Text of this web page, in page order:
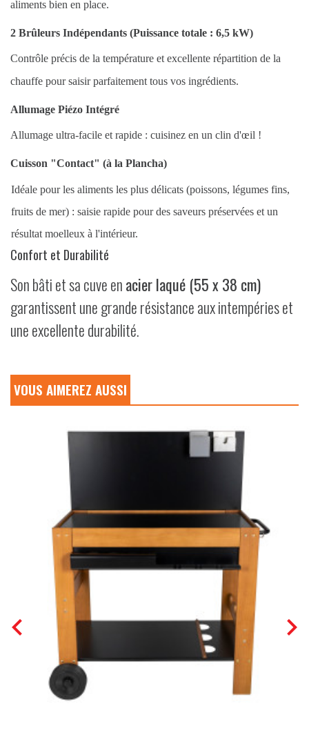
aliments bien en place.
2 Brûleurs Indépendants (Puissance totale : 6,5 kW)
Contrôle précis de la température et excellente répartition de la
chauffe pour saisir parfaitement tous vos ingrédients.
Allumage Piézo Intégré
Allumage ultra-facile et rapide : cuisinez en un clin d'œil !
Cuisson "Contact" (à la Plancha)
Idéale pour les aliments les plus délicats (poissons, légumes fins,
fruits de mer) : saisie rapide pour des saveurs préservées et un
résultat moelleux à l'intérieur.
Confort et Durabilité
Son bâti et sa cuve enacier laqué (55 x 38 cm)
garantissent une grande résistance aux intempéries et
une excellente durabilité.
VOUS AIMEREZ AUSSI
 